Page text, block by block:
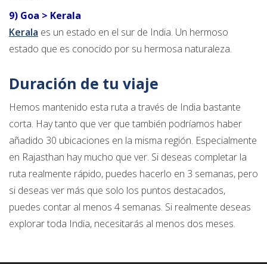
9) Goa > Kerala
Kerala es un estado en el sur de India. Un hermoso
estado que es conocido por su hermosa naturaleza.
Duración de tu viaje
Hemos mantenido esta ruta a través de India bastante
corta. Hay tanto que ver que también podríamos haber
añadido 30 ubicaciones en la misma región. Especialmente
en Rajasthan hay mucho que ver. Si deseas completar la
ruta realmente rápido, puedes hacerlo en 3 semanas, pero
si deseas ver más que solo los puntos destacados,
puedes contar al menos 4 semanas. Si realmente deseas
explorar toda India, necesitarás al menos dos meses.